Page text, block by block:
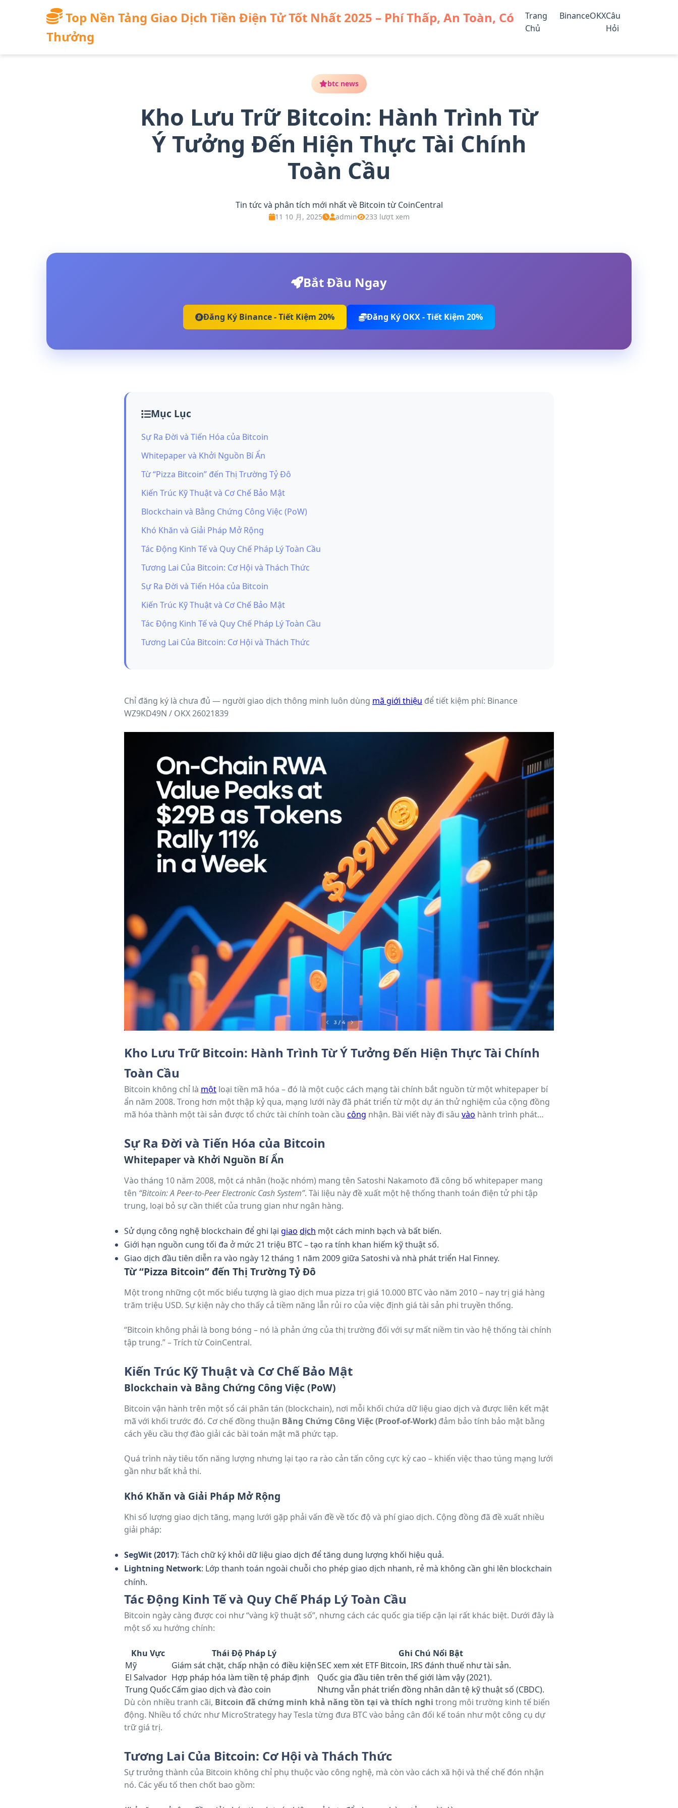
Top Nền Tảng Giao Dịch Tiền Điện Tử Tốt Nhất 2025 – Phí Thấp, An Toàn, Có
Thưởng
Trang
Chủ
BinanceOKXCâu
Hỏi
btc news
Kho Lưu Trữ Bitcoin: Hành Trình Từ
Ý Tưởng Đến Hiện Thực Tài Chính
Toàn Cầu
Tin tức và phân tích mới nhất về Bitcoin từ CoinCentral
11 10 月, 2025 admin 233 lượt xem
Bắt Đầu Ngay
Đăng Ký Binance - Tiết Kiệm 20% Đăng Ký OKX - Tiết Kiệm 20%
Mục Lục
Sự Ra Đời và Tiến Hóa của Bitcoin
Whitepaper và Khởi Nguồn Bí Ẩn
Từ “Pizza Bitcoin” đến Thị Trường Tỷ Đô
Kiến Trúc Kỹ Thuật và Cơ Chế Bảo Mật
Blockchain và Bằng Chứng Công Việc (PoW)
Khó Khăn và Giải Pháp Mở Rộng
Tác Động Kinh Tế và Quy Chế Pháp Lý Toàn Cầu
Tương Lai Của Bitcoin: Cơ Hội và Thách Thức
Sự Ra Đời và Tiến Hóa của Bitcoin
Kiến Trúc Kỹ Thuật và Cơ Chế Bảo Mật
Tác Động Kinh Tế và Quy Chế Pháp Lý Toàn Cầu
Tương Lai Của Bitcoin: Cơ Hội và Thách Thức
Chỉ đăng ký là chưa đủ — người giao dịch thông minh luôn dùng mã giới thiệu để tiết kiệm phí: Binance
WZ9KD49N / OKX 26021839
Kho Lưu Trữ Bitcoin: Hành Trình Từ Ý Tưởng Đến Hiện Thực Tài Chính
Toàn Cầu
Bitcoin không chỉ là một loại tiền mã hóa – đó là một cuộc cách mạng tài chính bắt nguồn từ một whitepaper bí
ẩn năm 2008. Trong hơn một thập kỷ qua, mạng lưới này đã phát triển từ một dự án thử nghiệm của cộng đồng
mã hóa thành một tài sản được tổ chức tài chính toàn cầu công nhận. Bài viết này đi sâu vào hành trình phát
trữ uy tín như CoinCentral.
Sự Ra Đời và Tiến Hóa của Bitcoin
Whitepaper và Khởi Nguồn Bí Ẩn
Vào tháng 10 năm 2008, một cá nhân (hoặc nhóm) mang tên Satoshi Nakamoto đã công bố whitepaper mang
tên “Bitcoin: A Peer-to-Peer Electronic Cash System”. Tài liệu này đề xuất một hệ thống thanh toán điện tử phi tập
trung, loại bỏ sự cần thiết của trung gian như ngân hàng.
Sử dụng công nghệ blockchain để ghi lại giao dịch một cách minh bạch và bất biến.
Giới hạn nguồn cung tối đa ở mức 21 triệu BTC – tạo ra tính khan hiếm kỹ thuật số.
Giao dịch đầu tiên diễn ra vào ngày 12 tháng 1 năm 2009 giữa Satoshi và nhà phát triển Hal Finney.
Từ “Pizza Bitcoin” đến Thị Trường Tỷ Đô
Một trong những cột mốc biểu tượng là giao dịch mua pizza trị giá 10.000 BTC vào năm 2010 – nay trị giá hàng
trăm triệu USD. Sự kiện này cho thấy cả tiềm năng lẫn rủi ro của việc định giá tài sản phi truyền thống.
“Bitcoin không phải là bong bóng – nó là phản ứng của thị trường đối với sự mất niềm tin vào hệ thống tài chính
tập trung.” – Trích từ CoinCentral.
Kiến Trúc Kỹ Thuật và Cơ Chế Bảo Mật
Blockchain và Bằng Chứng Công Việc (PoW)
Bitcoin vận hành trên một sổ cái phân tán (blockchain), nơi mỗi khối chứa dữ liệu giao dịch và được liên kết mật
mã với khối trước đó. Cơ chế đồng thuận Bằng Chứng Công Việc (Proof-of-Work) đảm bảo tính bảo mật bằng
cách yêu cầu thợ đào giải các bài toán mật mã phức tạp.
Quá trình này tiêu tốn năng lượng nhưng lại tạo ra rào cản tấn công cực kỳ cao – khiến việc thao túng mạng lưới
gần như bất khả thi.
Khó Khăn và Giải Pháp Mở Rộng
Khi số lượng giao dịch tăng, mạng lưới gặp phải vấn đề về tốc độ và phí giao dịch. Cộng đồng đã đề xuất nhiều
giải pháp:
SegWit (2017): Tách chữ ký khỏi dữ liệu giao dịch để tăng dung lượng khối hiệu quả.
Lightning Network: Lớp thanh toán ngoài chuỗi cho phép giao dịch nhanh, rẻ mà không cần ghi lên blockchain
chính.
Tác Động Kinh Tế và Quy Chế Pháp Lý Toàn Cầu
Bitcoin ngày càng được coi như “vàng kỹ thuật số”, nhưng cách các quốc gia tiếp cận lại rất khác biệt. Dưới đây là
một số xu hướng chính:
Khu Vực Thái Độ Pháp Lý
Ghi Chú Nổi Bật
Mỹ
Giám sát chặt, chấp nhận có điều kiệnSEC xem xét ETF Bitcoin, IRS đánh thuế như tài sản.
El Salvador Hợp pháp hóa làm tiền tệ pháp định
Quốc gia đầu tiên trên thế giới làm vậy (2021).
Trung QuốcCấm giao dịch và đào coin
Nhưng vẫn phát triển đồng nhân dân tệ kỹ thuật số (CBDC).
Dù còn nhiều tranh cãi, Bitcoin đã chứng minh khả năng tồn tại và thích nghi trong môi trường kinh tế biến
động. Nhiều tổ chức như MicroStrategy hay Tesla từng đưa BTC vào bảng cân đối kế toán như một công cụ dự
trữ giá trị.
Tương Lai Của Bitcoin: Cơ Hội và Thách Thức
Sự trưởng thành của Bitcoin không chỉ phụ thuộc vào công nghệ, mà còn vào cách xã hội và thể chế đón nhận
nó. Các yếu tố then chốt bao gồm: